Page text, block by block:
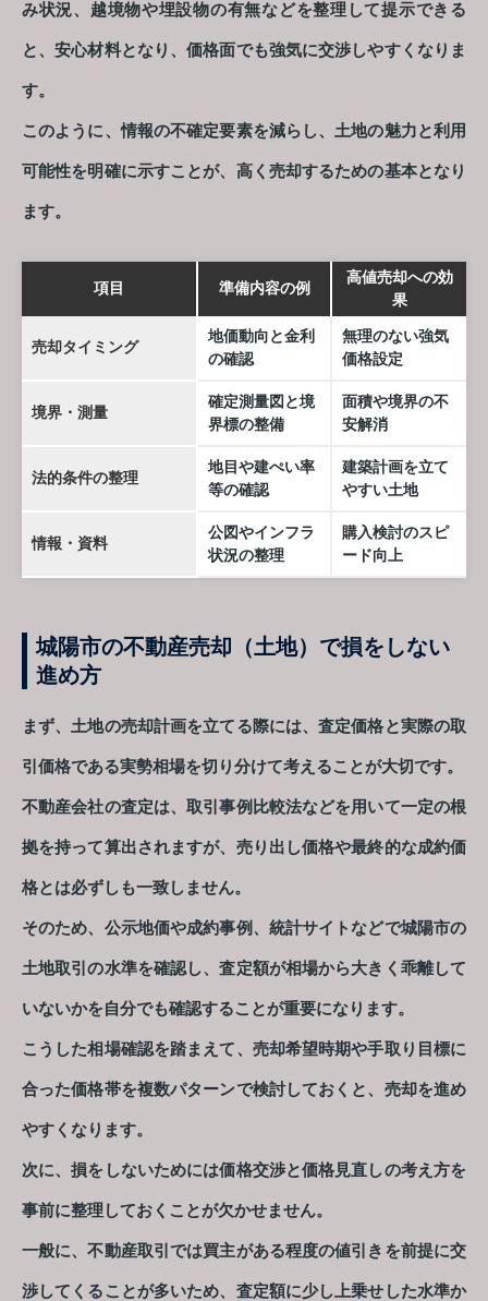
み状況、越境物や埋設物の有無などを整理して提示できる
と、安心材料となり、価格面でも強気に交渉しやすくなりま
す。
このように、情報の不確定要素を減らし、土地の魅力と利用
可能性を明確に示すことが、高く売却するための基本となり
ます。
項目 準備内容の例
高値売却への効
果
売却タイミング
地価動向と金利
の確認
無理のない強気
価格設定
境界・測量
確定測量図と境
界標の整備
面積や境界の不
安解消
法的条件の整理
地目や建ぺい率
等の確認
建築計画を立て
やすい土地
情報・資料
公図やインフラ
状況の整理
購入検討のスピ
ード向上
城陽市の不動産売却（土地）で損をしない
進め方
まず、土地の売却計画を立てる際には、査定価格と実際の取
引価格である実勢相場を切り分けて考えることが大切です。
不動産会社の査定は、取引事例比較法などを用いて一定の根
拠を持って算出されますが、売り出し価格や最終的な成約価
格とは必ずしも一致しません。
そのため、公示地価や成約事例、統計サイトなどで城陽市の
土地取引の水準を確認し、査定額が相場から大きく乖離して
いないかを自分でも確認することが重要になります。
こうした相場確認を踏まえて、売却希望時期や手取り目標に
合った価格帯を複数パターンで検討しておくと、売却を進め
やすくなります。
次に、損をしないためには価格交渉と価格見直しの考え方を
事前に整理しておくことが欠かせません。
一般に、不動産取引では買主がある程度の値引きを前提に交
渉してくることが多いため、査定額に少し上乗せした水準か